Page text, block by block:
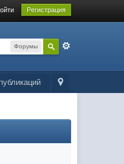
Регистрация
Форумы